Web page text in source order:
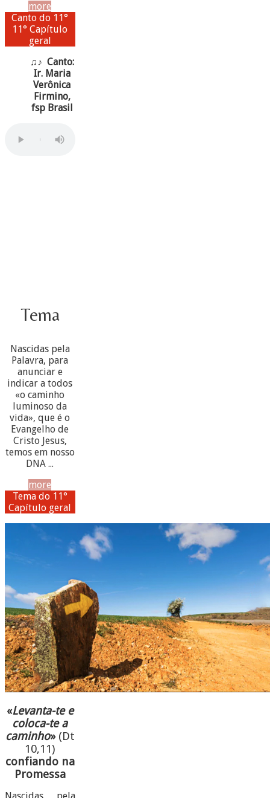
more
Canto do 11°
11° Capítulo
geral
♫♪ Canto:
Ir. Maria
Verônica
Firmino,
fsp Brasil
Tema
Nascidas pela
Palavra, para
anunciar e
indicar a todos
«o caminho
luminoso da
vida», que é o
Evangelho de
Cristo Jesus,
temos em nosso
DNA ...
more
Tema do 11°
Capítulo geral
«Levanta-te e
coloca-te a
caminho»(Dt
10,11)
confiando na
Promessa